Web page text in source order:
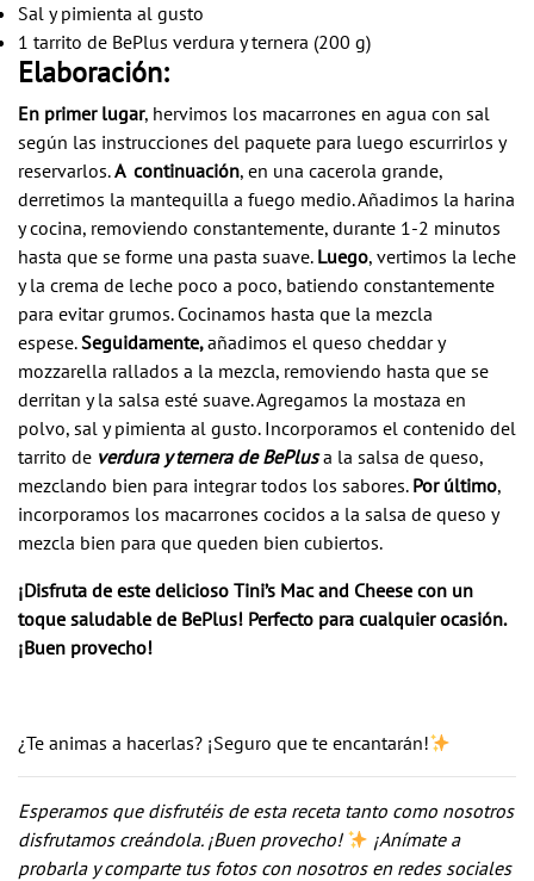
Sal y pimienta al gusto
1 tarrito de BePlus verdura y ternera (200 g)
Elaboración:
En primer lugar, hervimos los macarrones en agua con sal
según las instrucciones del paquete para luego escurrirlos y
reservarlos.A continuación, en una cacerola grande,
derretimos la mantequilla a fuego medio. Añadimos la harina
y cocina, removiendo constantemente, durante 1-2 minutos
hasta que se forme una pasta suave. Luego, vertimos la leche
y la crema de leche poco a poco, batiendo constantemente
para evitar grumos. Cocinamos hasta que la mezcla
espese.Seguidamente,añadimos el queso cheddar y
mozzarella rallados a la mezcla, removiendo hasta que se
derritan y la salsa esté suave. Agregamos la mostaza en
polvo, sal y pimienta al gusto. Incorporamos el contenido del
tarrito de verdura y ternera de BePlusa la salsa de queso,
mezclando bien para integrar todos los sabores. Por último,
incorporamos los macarrones cocidos a la salsa de queso y
mezcla bien para que queden bien cubiertos.
¡Disfruta de este delicioso Tini’s Mac and Cheese con un
toque saludable de BePlus! Perfecto para cualquier ocasión.
¡Buen provecho!
¿Te animas a hacerlas? ¡Seguro que te encantarán!
Esperamos que disfrutéis de esta receta tanto como nosotros
disfrutamos creándola. ¡Buen provecho!
¡Anímate a
probarla y comparte tus fotos con nosotros en redes sociales